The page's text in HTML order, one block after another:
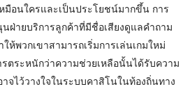
มือนใครและเป็นประโยชน์มากขึ้น การ
ฝ่ายบริการลูกค้าที่มีชื่อเสียงดูแลคำถาม
ห้พวกเขาสามารถเริ่มการเล่นเกมใหม่
ตระหนักว่าความช่วยเหลือนั้นได้รับความ
จไว้วางใจในระบบคาสิโนในท้องถิ่นทาง